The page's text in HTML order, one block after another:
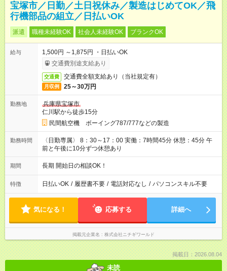
宝塚市／日勤／土日祝休み／製造はじめてOK／飛
行機部品の組立／日払いOK
派遣 職種未経験OK 社会人未経験OK ブランクOK
給与
1,500円 ～1,875円 ・日払いOK
交通費別途支給あり
交通費 交通費全額支給あり（当社規定有）
月収例 25～30万円
勤務地
兵庫県宝塚市
仁川駅から徒歩15分
民間航空機 ボーイング787/777などの製造
勤務時間
〈日勤専属〉 8：30～17：00 実働：7時間45分 休憩：45分 午
前と午後に10分ずつ休憩あり
期間 長期 開始日の相談OK！
特徴 日払いOK / 履歴書不要 / 電話対応なし / パソコンスキル不要
気になる！ 応募する 詳細へ
掲載元企業名 株式会社ニチギワールド
掲載日：2026.08.04
未読